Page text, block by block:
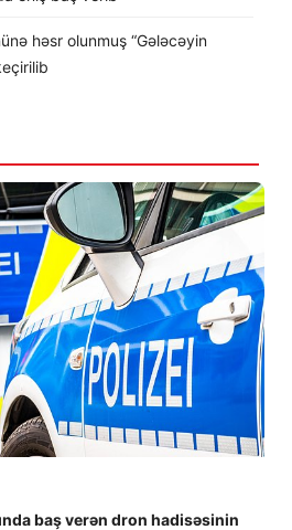
həsr olunmuş “Gələcəyin
baş verən dron hadisəsinin